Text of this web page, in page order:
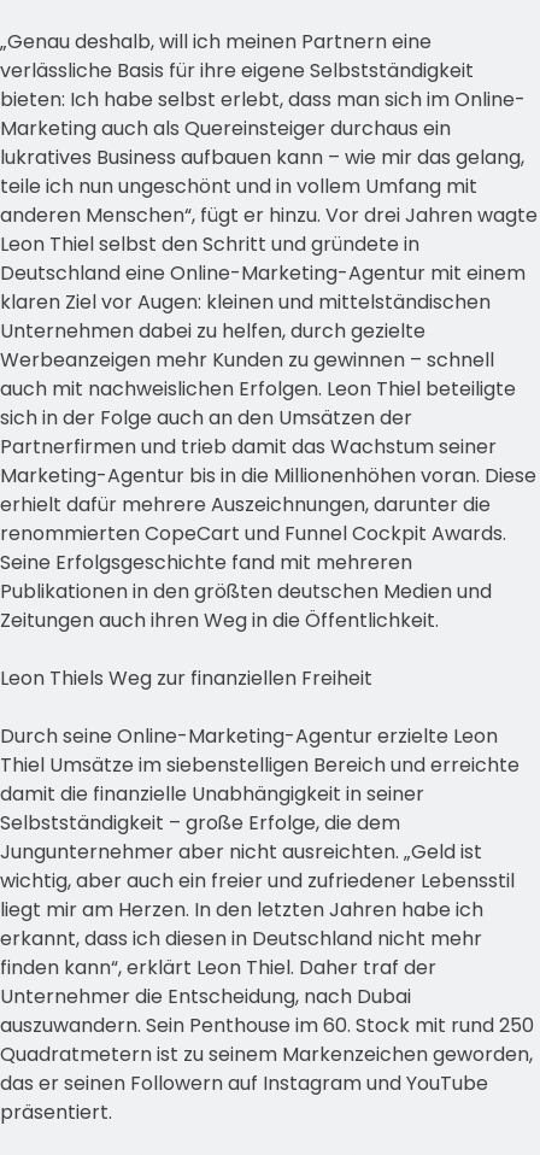
„Genau deshalb, will ich meinen Partnern eine
verlässliche Basis für ihre eigene Selbstständigkeit
bieten: Ich habe selbst erlebt, dass man sich im Online-
Marketing auch als Quereinsteiger durchaus ein
lukratives Business aufbauen kann – wie mir das gelang,
teile ich nun ungeschönt und in vollem Umfang mit
anderen Menschen“, fügt er hinzu. Vor drei Jahren wagte
Leon Thiel selbst den Schritt und gründete in
Deutschland eine Online-Marketing-Agentur mit einem
klaren Ziel vor Augen: kleinen und mittelständischen
Unternehmen dabei zu helfen, durch gezielte
Werbeanzeigen mehr Kunden zu gewinnen – schnell
auch mit nachweislichen Erfolgen. Leon Thiel beteiligte
sich in der Folge auch an den Umsätzen der
Partnerfirmen und trieb damit das Wachstum seiner
Marketing-Agentur bis in die Millionenhöhen voran. Diese
erhielt dafür mehrere Auszeichnungen, darunter die
renommierten CopeCart und Funnel Cockpit Awards.
Seine Erfolgsgeschichte fand mit mehreren
Publikationen in den größten deutschen Medien und
Zeitungen auch ihren Weg in die Öffentlichkeit.
Leon Thiels Weg zur finanziellen Freiheit
Durch seine Online-Marketing-Agentur erzielte Leon
Thiel Umsätze im siebenstelligen Bereich und erreichte
damit die finanzielle Unabhängigkeit in seiner
Selbstständigkeit – große Erfolge, die dem
Jungunternehmer aber nicht ausreichten. „Geld ist
wichtig, aber auch ein freier und zufriedener Lebensstil
liegt mir am Herzen. In den letzten Jahren habe ich
erkannt, dass ich diesen in Deutschland nicht mehr
finden kann“, erklärt Leon Thiel. Daher traf der
Unternehmer die Entscheidung, nach Dubai
auszuwandern. Sein Penthouse im 60. Stock mit rund 250
Quadratmetern ist zu seinem Markenzeichen geworden,
das er seinen Followern auf Instagram und YouTube
präsentiert.